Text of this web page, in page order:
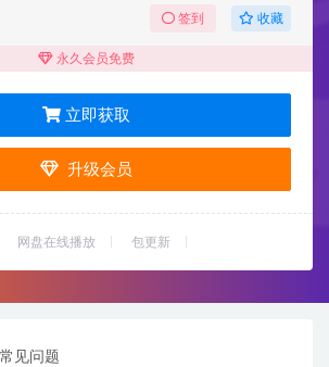
签到 收藏
永久会员免费
立即获取
升级会员
网盘在线播放 包更新
常见问题